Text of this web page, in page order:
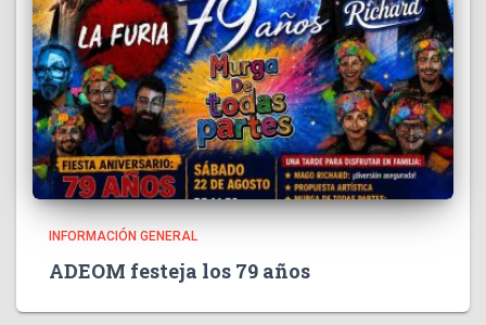
INFORMACIÓN GENERAL
ADEOM festeja los 79 años